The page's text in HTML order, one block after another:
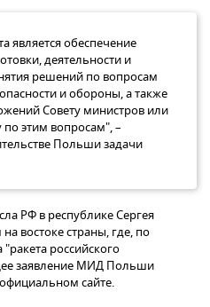
является обеспечение
деятельности и
решений по вопросам
и обороны, а также
Совету министров или
этим вопросам", –
Польши задачи
РФ в республике Сергея
востоке страны, где, по
российского
заявление МИД Польши
сайте.